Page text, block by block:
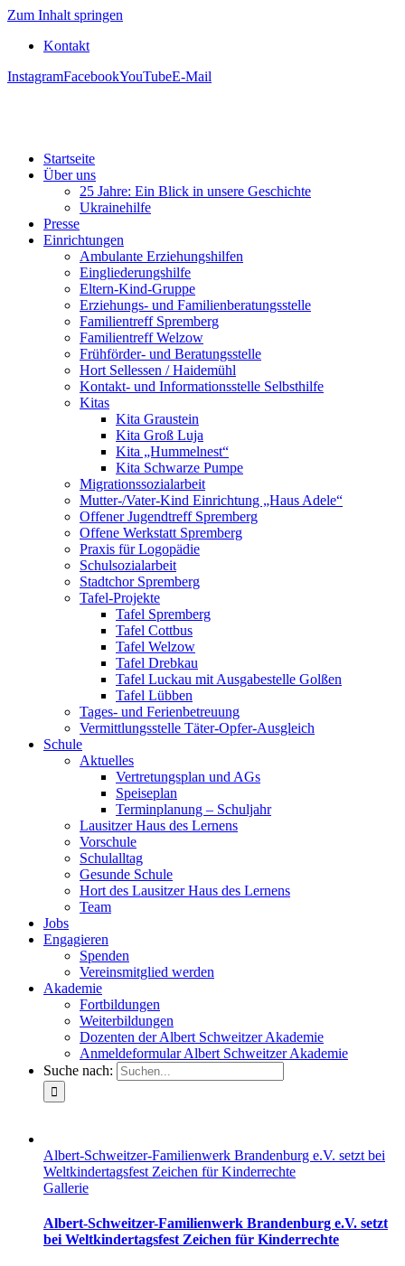
Zum Inhalt springen
Kontakt
InstagramFacebookYouTubeE-Mail
Startseite
Über uns
25 Jahre: Ein Blick in unsere Geschichte
Ukrainehilfe
Presse
Einrichtungen
Ambulante Erziehungshilfen
Eingliederungshilfe
Eltern-Kind-Gruppe
Erziehungs- und Familienberatungsstelle
Familientreff Spremberg
Familientreff Welzow
Frühförder- und Beratungsstelle
Hort Sellessen / Haidemühl
Kontakt- und Informationsstelle Selbsthilfe
Kitas
Kita Graustein
Kita Groß Luja
Kita „Hummelnest“
Kita Schwarze Pumpe
Migrationssozialarbeit
Mutter-/Vater-Kind Einrichtung „Haus Adele“
Offener Jugendtreff Spremberg
Offene Werkstatt Spremberg
Praxis für Logopädie
Schulsozialarbeit
Stadtchor Spremberg
Tafel-Projekte
Tafel Spremberg
Tafel Cottbus
Tafel Welzow
Tafel Drebkau
Tafel Luckau mit Ausgabestelle Golßen
Tafel Lübben
Tages- und Ferienbetreuung
Vermittlungsstelle Täter-Opfer-Ausgleich
Schule
Aktuelles
Vertretungsplan und AGs
Speiseplan
Terminplanung – Schuljahr
Lausitzer Haus des Lernens
Vorschule
Schulalltag
Gesunde Schule
Hort des Lausitzer Haus des Lernens
Team
Jobs
Engagieren
Spenden
Vereinsmitglied werden
Akademie
Fortbildungen
Weiterbildungen
Dozenten der Albert Schweitzer Akademie
Anmeldeformular Albert Schweitzer Akademie
Suche nach:
Albert-Schweitzer-Familienwerk Brandenburg e.V. setzt bei
Weltkindertagsfest Zeichen für Kinderrechte
Gallerie
Albert-Schweitzer-Familienwerk Brandenburg e.V. setzt
bei Weltkindertagsfest Zeichen für Kinderrechte